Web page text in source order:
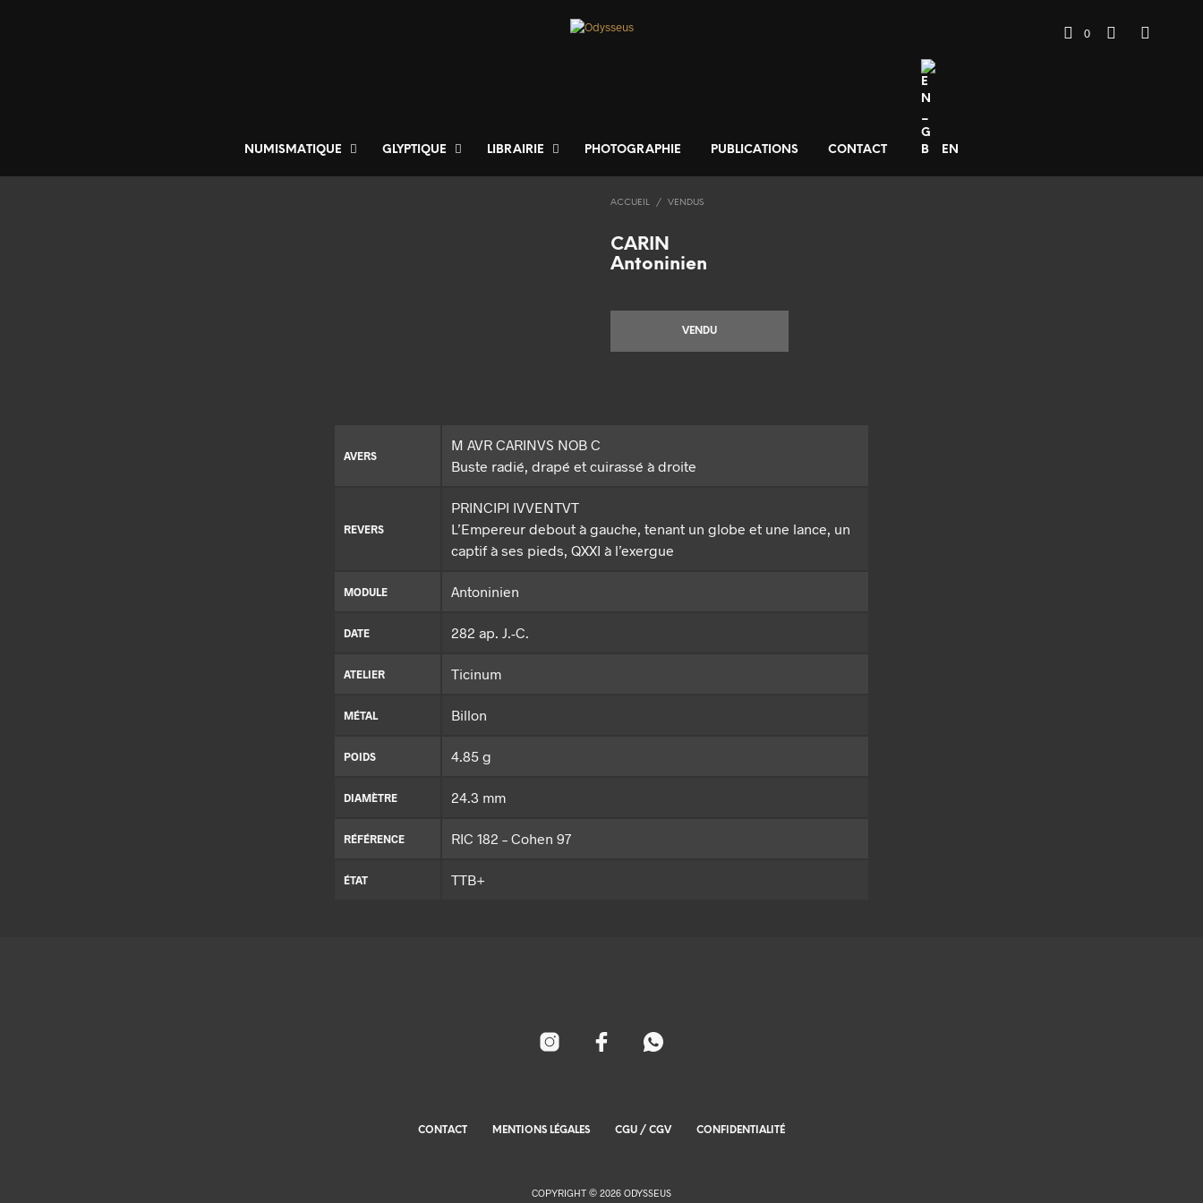
NUMISMATIQUE GLYPTIQUE LIBRAIRIE PHOTOGRAPHIE PUBLICATIONS CONTACT EN
0
ACCUEIL / VENDUS
CARIN
Antoninien
VENDU
AVERS
M AVR CARINVS NOB C
Buste radié, drapé et cuirassé à droite
REVERS
PRINCIPI IVVENTVT
L’Empereur debout à gauche, tenant un globe et une lance, un
captif à ses pieds, QXXI à l’exergue
MODULE Antoninien
DATE 282 ap. J.-C.
ATELIER Ticinum
MÉTAL Billon
POIDS 4.85 g
DIAMÈTRE 24.3 mm
RÉFÉRENCE RIC 182 – Cohen 97
ÉTAT TTB+
CONTACT MENTIONS LÉGALES CGU / CGV CONFIDENTIALITÉ
COPYRIGHT © 2026 ODYSSEUS